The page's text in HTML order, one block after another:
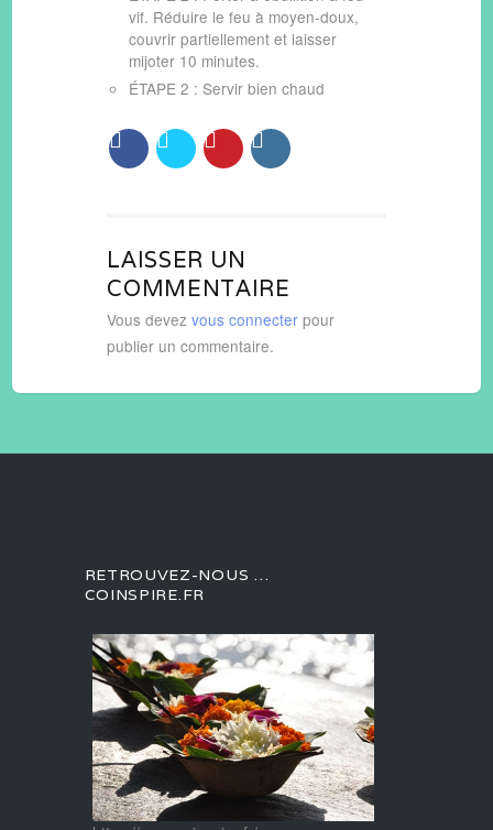
vif. Réduire le feu à moyen-doux,
couvrir partiellement et laisser
mijoter 10 minutes.
ÉTAPE 2 : Servir bien chaud
LAISSER UN
COMMENTAIRE
Vous devezvous connecter pour
publier un commentaire.
RETROUVEZ-NOUS …
COINSPIRE.FR